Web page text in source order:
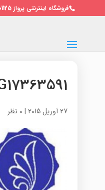
فروشگاه اینترنتی پرواز 09128501125 / 02122691010
27 آوریل 2015 | 0 نظر